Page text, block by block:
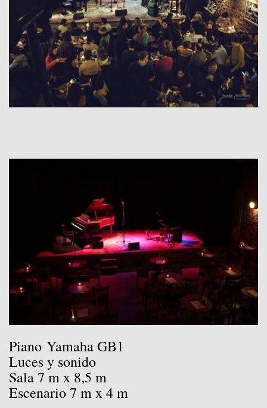
Piano Yamaha GB1
Luces y sonido
Sala 7 m x 8,5 m
Escenario 7 m x 4 m